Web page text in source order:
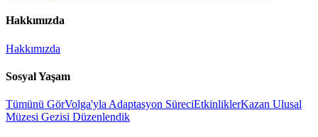
Hakkımızda
Hakkımızda
Sosyal Yaşam
Tümünü GörVolga'yla Adaptasyon SüreciEtkinliklerKazan Ulusal
Müzesi Gezisi Düzenlendik